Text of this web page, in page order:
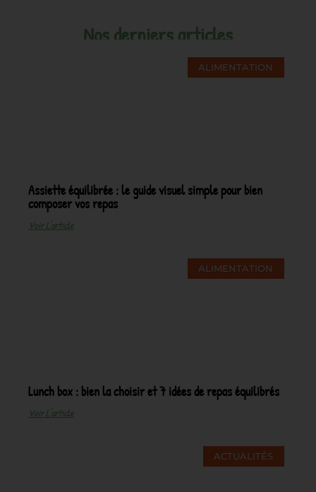
Nos derniers articles
ALIMENTATION
Assiette équilibrée : le guide visuel simple pour bien
composer vos repas
Voir L'article
ALIMENTATION
Lunch box : bien la choisir et 7 idées de repas équilibrés
Voir L'article
ACTUALITÉS